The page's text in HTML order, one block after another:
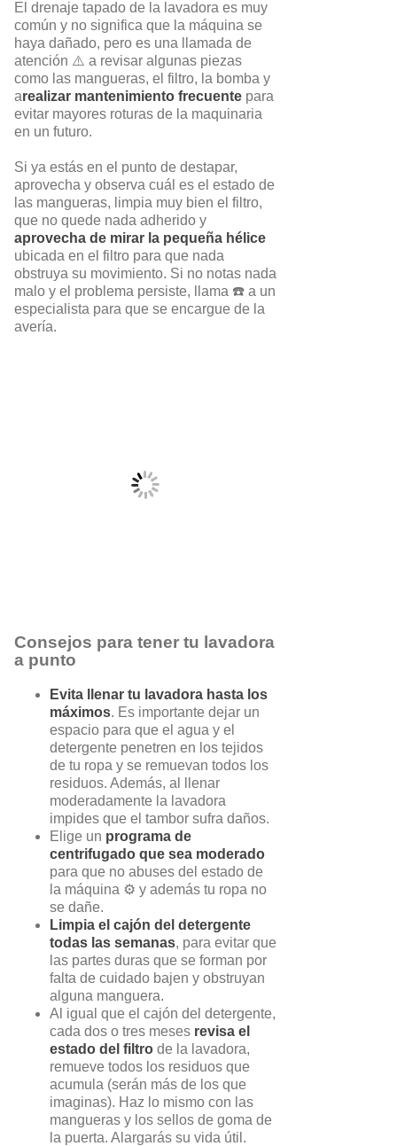
El drenaje tapado de la lavadora es muy
común y no significa que la máquina se
haya dañado, pero es una llamada de
atención ⚠️ a revisar algunas piezas
como las mangueras, el filtro, la bomba y
arealizar mantenimiento frecuente para
evitar mayores roturas de la maquinaria
en un futuro.
Si ya estás en el punto de destapar,
aprovecha y observa cuál es el estado de
las mangueras, limpia muy bien el filtro,
que no quede nada adherido y
aprovecha de mirar la pequeña hélice
ubicada en el filtro para que nada
obstruya su movimiento. Si no notas nada
malo y el problema persiste, llama ☎️ a un
especialista para que se encargue de la
avería.
Consejos para tener tu lavadora
a punto
Evita llenar tu lavadora hasta los
máximos. Es importante dejar un
espacio para que el agua y el
detergente penetren en los tejidos
de tu ropa y se remuevan todos los
residuos. Además, al llenar
moderadamente la lavadora
impides que el tambor sufra daños.
Elige un programa de
centrifugado que sea moderado
para que no abuses del estado de
la máquina ⚙️ y además tu ropa no
se dañe.
Limpia el cajón del detergente
todas las semanas, para evitar que
las partes duras que se forman por
falta de cuidado bajen y obstruyan
alguna manguera.
Al igual que el cajón del detergente,
cada dos o tres meses revisa el
estado del filtro de la lavadora,
remueve todos los residuos que
acumula (serán más de los que
imaginas). Haz lo mismo con las
mangueras y los sellos de goma de
la puerta. Alargarás su vida útil.